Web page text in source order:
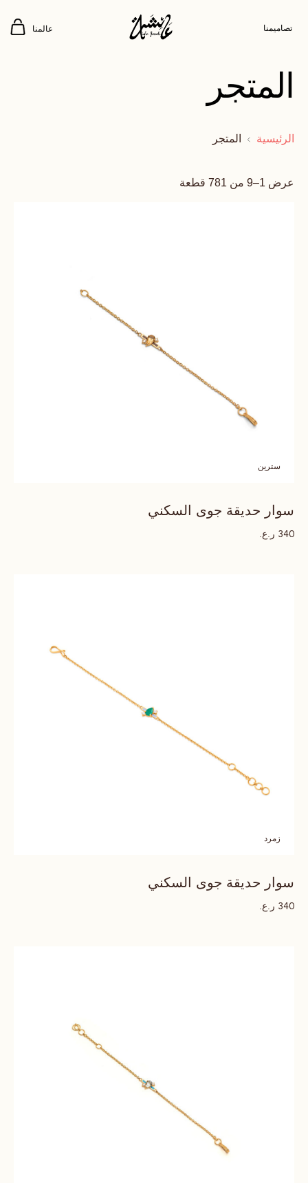
تصاميمنا عالمنا
المتجر
الرئيسية المتجر
عرض 1–9 من 781 قطعة
سترين
سوار حديقة جوى السكني
340 ر.ع.
زمرد
سوار حديقة جوى السكني
340 ر.ع.